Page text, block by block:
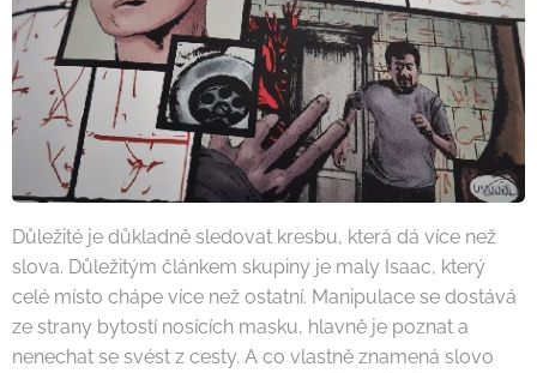
Důležité je důkladně sledovat kresbu, která dá více než
slova. Důležitým článkem skupiny je maly Isaac, který
celé místo chápe více než ostatní. Manipulace se dostává
ze strany bytostí nosících masku, hlavně je poznat a
nenechat se svést z cesty. A co vlastně znamená slovo